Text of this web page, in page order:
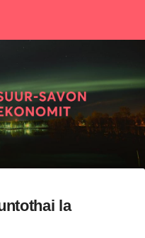
Ekonomit
la